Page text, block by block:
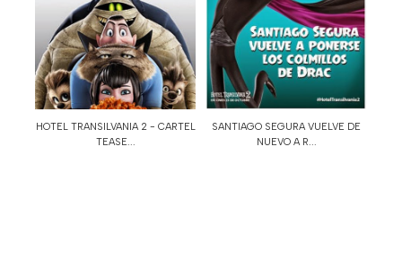
HOTEL TRANSILVANIA 2 - CARTEL
TEASE...
SANTIAGO SEGURA VUELVE DE
NUEVO A R...